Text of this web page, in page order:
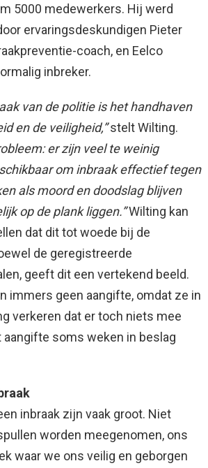
5000 medewerkers. Hij werd
ervaringsdeskundigen Pieter
coach, en Eelco
inbreker.
van de politie is het handhaven
en de veiligheid,”stelt Wilting.
er zijn veel te weinig
om inbraak effectief tegen
als moord en doodslag blijven
op de plank liggen.”Wilting kan
dat dit tot woede bij de
de geregistreerde
geeft dit een vertekend beeld.
immers geen aangifte, omdat ze in
verkeren dat er toch niets mee
aangifte soms weken in beslag
inbraak zijn vaak groot. Niet
worden meegenomen, ons
waar we ons veilig en geborgen